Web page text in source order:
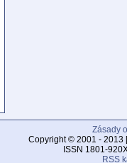
Zásady
Copyright © 2001 - 2013
ISSN 1801-
RSS